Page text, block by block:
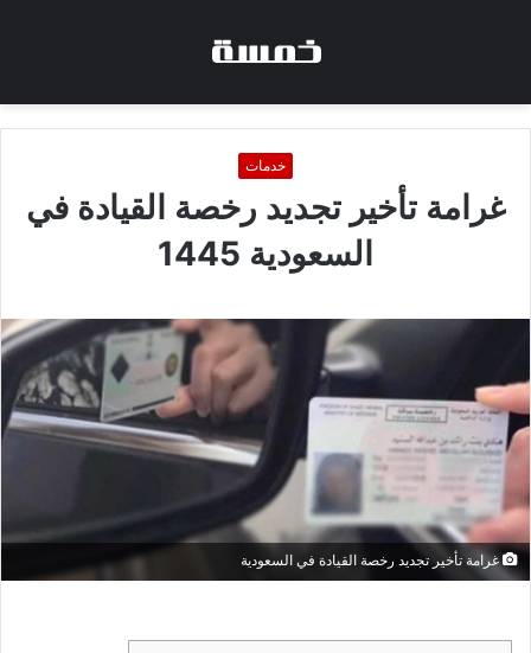
خدمات
غرامة تأخير تجديد رخصة القيادة في
السعودية 1445
غرامة تأخير تجديد رخصة القيادة في السعودية